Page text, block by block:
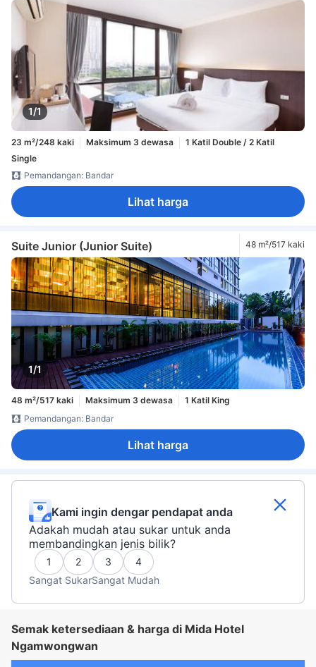
1/1
23 m²/248 kaki Maksimum 3 dewasa
1 Katil Double / 2 Katil
Single
Pemandangan: Bandar
Lihat harga
Suite Junior (Junior Suite) 48 m²/517 kaki
1/1
48 m²/517 kaki Maksimum 3 dewasa
1 Katil King
Pemandangan: Bandar
Lihat harga
Kami ingin dengar pendapat anda
Adakah mudah atau sukar untuk anda
membandingkan jenis bilik?
1 2 3
4
Sangat SukarSangat Mudah
Semak ketersediaan & harga di Mida Hotel
Ngamwongwan